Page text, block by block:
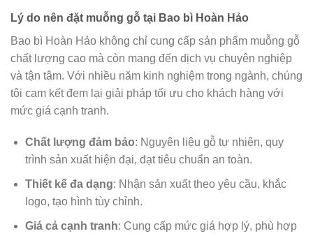
Lý do nên đặt muỗng gỗ tại Bao bì Hoàn Hảo
Bao bì Hoàn Hảo không chỉ cung cấp sản phẩm muỗng gỗ
chất lượng cao mà còn mang đến dịch vụ chuyên nghiệp
và tận tâm. Với nhiều năm kinh nghiệm trong ngành, chúng
tôi cam kết đem lại giải pháp tối ưu cho khách hàng với
mức giá cạnh tranh.
Chất lượng đảm bảo: Nguyên liệu gỗ tự nhiên, quy
trình sản xuất hiện đại, đạt tiêu chuẩn an toàn.
Thiết kế đa dạng: Nhận sản xuất theo yêu cầu, khắc
logo, tạo hình tùy chỉnh.
Giá cả cạnh tranh: Cung cấp mức giá hợp lý, phù hợp